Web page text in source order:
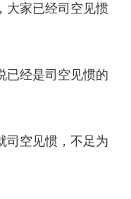
大家已经司空见惯
已经是司空见惯的
司空见惯，不足为